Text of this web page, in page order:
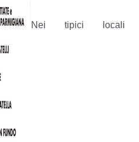
Nei tipici locali